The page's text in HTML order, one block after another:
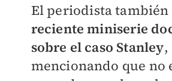
El periodista también
reciente miniserie
sobre el caso Stanley,
mencionando que no